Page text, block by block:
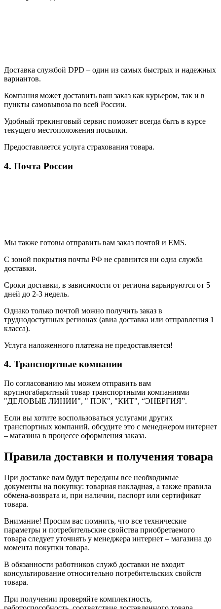
Доставка службой DPD – один из самых быстрых и надежных
вариантов.
Компания может доставить ваш заказ как курьером, так и в
пункты самовывоза по всей России.
Удобный трекинговый сервис поможет всегда быть в курсе
текущего местоположения посылки.
Предоставляется услуга страхования товара.
4. Почта России
Мы также готовы отправить вам заказ почтой и EMS.
С зоной покрытия почты РФ не сравнится ни одна служба
доставки.
Сроки доставки, в зависимости от региона варьируются от 5
дней до 2-3 недель.
Однако только почтой можно получить заказ в
труднодоступных регионах (авиа доставка или отправления 1
класса).
Услуга наложенного платежа не предоставляется!
4. Транспортные компании
По согласованию мы можем отправить вам
крупногабаритный товар транспортными компаниями
"ДЕЛОВЫЕ ЛИНИИ", " ПЭК", "КИТ", “ЭНЕРГИЯ”.
Если вы хотите воспользоваться услугами других
транспортных компаний, обсудите это с менеджером интернет
– магазина в процессе оформления заказа.
Правила доставки и получения товара
При доставке вам будут переданы все необходимые
документы на покупку: товарная накладная, а также правила
обмена-возврата и, при наличии, паспорт или сертификат
товара.
Внимание! Просим вас помнить, что все технические
параметры и потребительские свойства приобретаемого
товара следует уточнять у менеджера интернет – магазина до
момента покупки товара.
В обязанности работников служб доставки не входит
консультирование относительно потребительских свойств
товара.
При получении проверяйте комплектность,